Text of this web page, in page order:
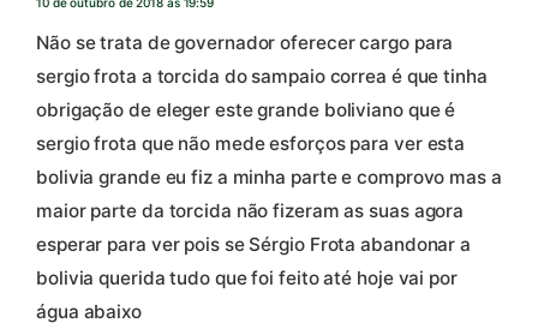
Não se trata de governador oferecer cargo para
sergio frota a torcida do sampaio correa é que tinha
obrigação de eleger este grande boliviano que é
sergio frota que não mede esforços para ver esta
bolivia grande eu fiz a minha parte e comprovo mas a
maior parte da torcida não fizeram as suas agora
esperar para ver pois se Sérgio Frota abandonar a
bolivia querida tudo que foi feito até hoje vai por
água abaixo